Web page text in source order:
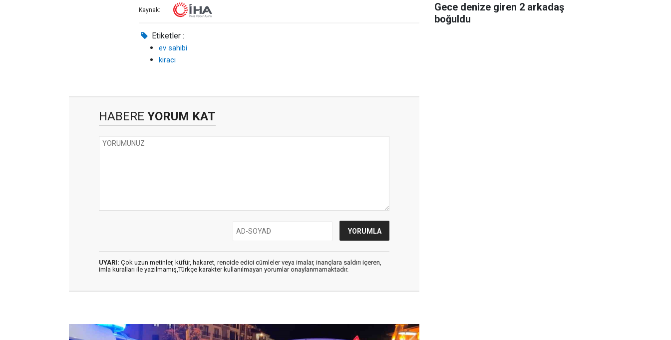
Kaynak:
Etiketler :
ev sahibi
kiracı
HABERE YORUM KAT
UYARI: Çok uzun metinler, küfür, hakaret, rencide edici cümleler veya imalar, inançlara saldırı içeren,
imla kuralları ile yazılmamış,Türkçe karakter kullanılmayan yorumlar onaylanmamaktadır.
Gece denize giren 2 arkadaş
boğuldu